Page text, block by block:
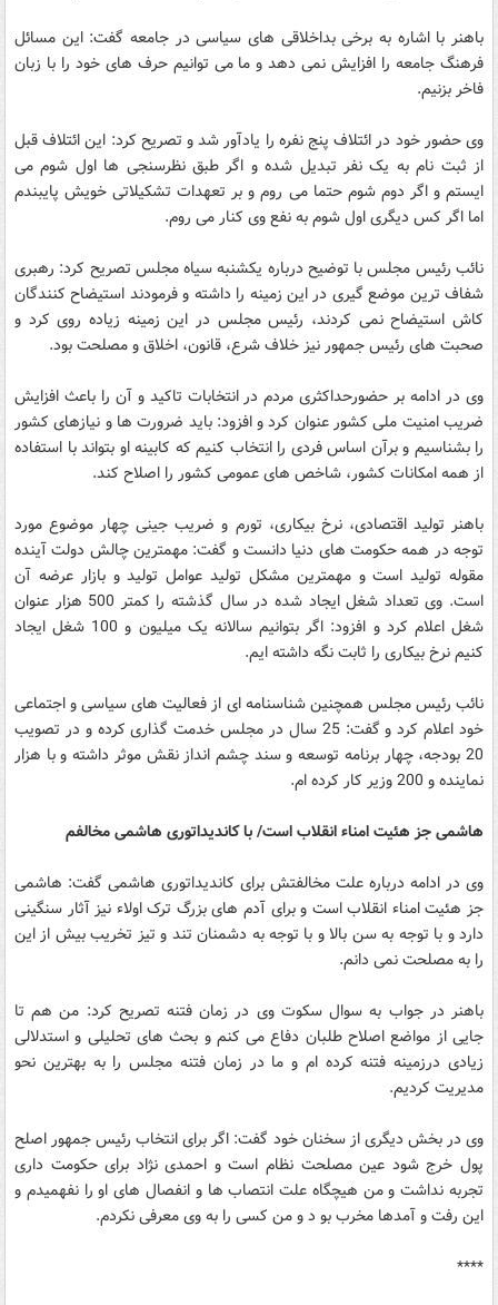
باهنر با اشاره به برخی بداخلاقی های سیاسی در جامعه گفت: این مسائل
فرهنگ جامعه را افزایش نمی دهد و ما می توانیم حرف های خود را با زبان
فاخر بزنیم.
وی حضور خود در ائتلاف پنج نفره را یادآور شد و تصریح کرد: این ائتلاف قبل
از ثبت نام به یک نفر تبدیل شده و اگر طبق نظرسنجی ها اول شوم می
ایستم و اگر دوم شوم حتما می روم و بر تعهدات تشکیلاتی خویش پایبندم
اما اگر کس دیگری اول شوم به نفع وی کنار می روم.
نائب رئیس مجلس با توضیح درباره یکشنبه سیاه مجلس تصریح کرد: رهبری
شفاف ترین موضع گیری در این زمینه را داشته و فرمودند استیضاح کنندگان
کاش استیضاح نمی کردند، رئیس مجلس در این زمینه زیاده روی کرد و
صحبت های رئیس جمهور نیز خلاف شرع، قانون، اخلاق و مصلحت بود.
وی در ادامه بر حضورحداکثری مردم در انتخابات تاکید و آن را باعث افزایش
ضریب امنیت ملی کشور عنوان کرد و افزود: باید ضرورت ها و نیازهای کشور
را بشناسیم و برآن اساس فردی را انتخاب کنیم که کابینه او بتواند با استفاده
از همه امکانات کشور، شاخص های عمومی کشور را اصلاح کند.
باهنر تولید اقتصادی، نرخ بیکاری، تورم و ضریب جینی چهار موضوع مورد
توجه در همه حکومت های دنیا دانست و گفت: مهمترین چالش دولت آینده
مقوله تولید است و مهمترین مشکل تولید عوامل تولید و بازار عرضه آن
است. وی تعداد شغل ایجاد شده در سال گذشته را کمتر 500 هزار عنوان
شغل اعلام کرد و افزود: اگر بتوانیم سالانه یک میلیون و 100 شغل ایجاد
کنیم نرخ بیکاری را ثابت نگه داشته ایم.
نائب رئیس مجلس همچنین شناسنامه ای از فعالیت های سیاسی و اجتماعی
خود اعلام کرد و گفت: 25 سال در مجلس خدمت گذاری کرده و در تصویب
20 بودجه، چهار برنامه توسعه و سند چشم انداز نقش موثر داشته و با هزار
نماینده و 200 وزیر کار کرده ام.
هاشمی جز هئیت امناء انقلاب است/ با کاندیداتوری هاشمی مخالفم
وی در ادامه درباره علت مخالفتش برای کاندیداتوری هاشمی گفت: هاشمی
جز هئیت امناء انقلاب است و برای آدم های بزرگ ترک اولاء نیز آثار سنگینی
دارد و با توجه به سن بالا و با توجه به دشمنان تند و تیز تخریب بیش از این
را به مصلحت نمی دانم.
باهنر در جواب به سوال سکوت وی در زمان فتنه تصریح کرد: من هم تا
جایی از مواضع اصلاح طلبان دفاع می کنم و بحث های تحلیلی و استدلالی
زیادی درزمینه فتنه کرده ام و ما در زمان فتنه مجلس را به بهترین نحو
مدیریت کردیم.
وی در بخش دیگری از سخنان خود گفت: اگر برای انتخاب رئیس جمهور اصلح
پول خرج شود عین مصلحت نظام است و احمدی نژاد برای حکومت داری
تجربه نداشت و من هیچگاه علت انتصاب ها و انفصال های او را نفهمیدم و
این رفت و آمدها مخرب بو د و من کسی را به وی معرفی نکردم.
****